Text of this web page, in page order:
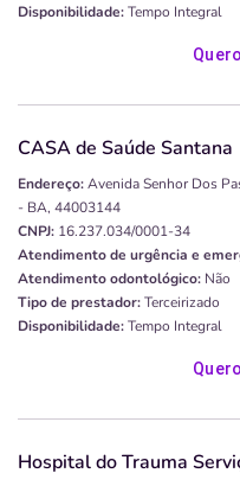
Disponibilidade:Tempo Integral
CASA de Saúde Santana
Endereço:Avenida Senhor Dos
- BA, 44003144
CNPJ: 16.237.034/0001-34
Atendimento de urgência e
Atendimento odontológico: Não
Tipo de prestador:Terceirizado
Disponibilidade:Tempo Integral
Hospital do Trauma